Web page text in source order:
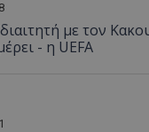
με τον
- η UEFA